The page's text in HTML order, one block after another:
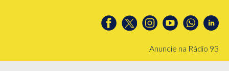
Anuncie na Rádio 93